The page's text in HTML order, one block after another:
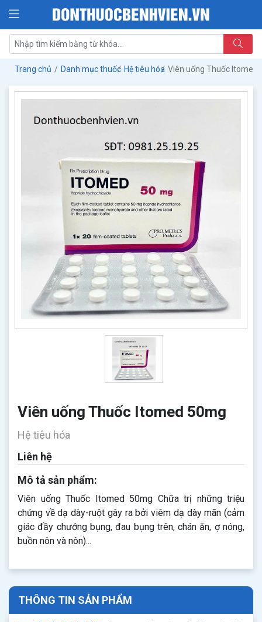
Trang chủ Danh mục thuốc Hệ tiêu hóa Viên uống Thuốc Itomed
Viên uống Thuốc Itomed 50mg
Hệ tiêu hóa
Liên hệ
Mô tả sản phẩm:
Viên uống Thuốc Itomed 50mg Chữa trị những triệu
chứng về dạ dày-ruột gây ra bởi viêm dạ dày mãn (cảm
giác đầy chướng bụng, đau bụng trên, chán ăn, ợ nóng,
buồn nôn và nôn)...
THÔNG TIN SẢN PHẨM